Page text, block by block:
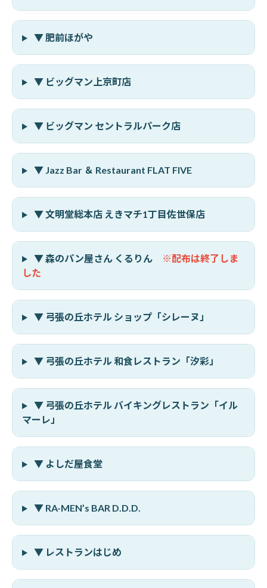
▼ 肥前ほがや
▼ ビッグマン上京町店
▼ ビッグマン セントラルパーク店
▼ Jazz Bar ＆ Restaurant FLAT FIVE
▼ 文明堂総本店 えきマチ1丁目佐世保店
▼ 森のパン屋さん くるりん
※配布は終了しま
した
▼ 弓張の丘ホテル ショップ「シレーヌ」
▼ 弓張の丘ホテル 和食レストラン「汐彩」
▼ 弓張の丘ホテル バイキングレストラン「イル
マーレ」
▼ よしだ屋食堂
▼ RA-MEN’s BAR D.D.D.
▼ レストランはじめ